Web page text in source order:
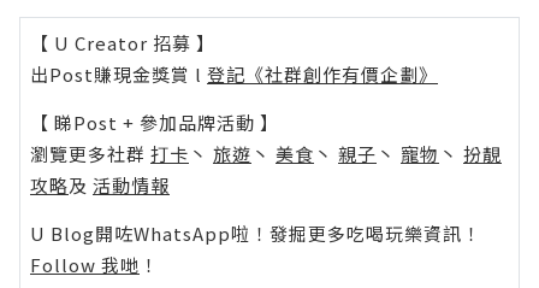
【 U Creator 招募 】
出Post賺現金獎賞 l 登記《社群創作有價企劃》
【 睇Post + 參加品牌活動 】
瀏覽更多社群 打卡 丶 旅遊 丶 美食 丶 親子 丶 寵物 丶 扮靚
攻略及 活動情報
U Blog開咗WhatsApp啦！發掘更多吃喝玩樂資訊！
Follow 我哋 ！